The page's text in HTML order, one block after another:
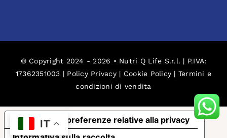
© Copyright 2024 - 2026 • Nutri Q Life S.r.l. | P.IVA:
17362351003 | Policy Privacy | Cookie Policy | Termini e
condizioni di vendita
IT
Le tue preferenze relative alla privacy